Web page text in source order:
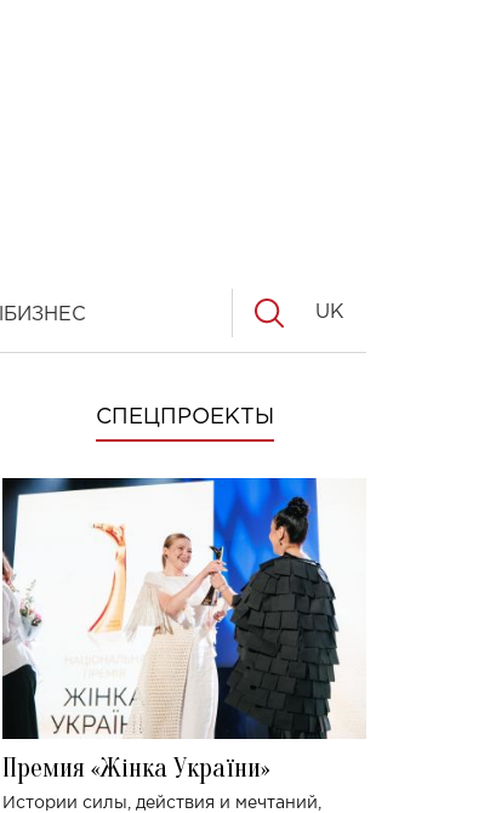
БИЗНЕС UK
СПЕЦПРОЕКТЫ
Премия «Жінка України»
Истории силы, действия и мечтаний,